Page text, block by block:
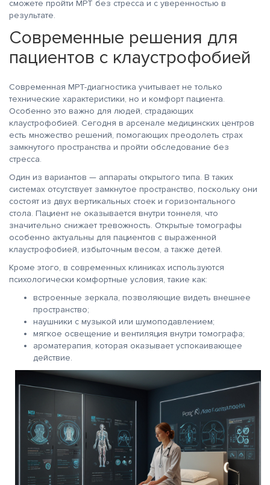
сможете пройти МРТ без стресса и с уверенностью в
результате.
Современные решения для
пациентов с клаустрофобией
Современная МРТ-диагностика учитывает не только
технические характеристики, но и комфорт пациента.
Особенно это важно для людей, страдающих
клаустрофобией. Сегодня в арсенале медицинских центров
есть множество решений, помогающих преодолеть страх
замкнутого пространства и пройти обследование без
стресса.
Один из вариантов — аппараты открытого типа. В таких
системах отсутствует замкнутое пространство, поскольку они
состоят из двух вертикальных стоек и горизонтального
стола. Пациент не оказывается внутри тоннеля, что
значительно снижает тревожность. Открытые томографы
особенно актуальны для пациентов с выраженной
клаустрофобией, избыточным весом, а также детей.
Кроме этого, в современных клиниках используются
психологически комфортные условия, такие как:
встроенные зеркала, позволяющие видеть внешнее
пространство;
наушники с музыкой или шумоподавлением;
мягкое освещение и вентиляция внутри томографа;
ароматерапия, которая оказывает успокаивающее
действие.